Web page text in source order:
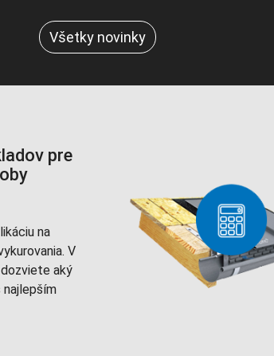
Všetky novinky
pre
na
V
aký
najlepším